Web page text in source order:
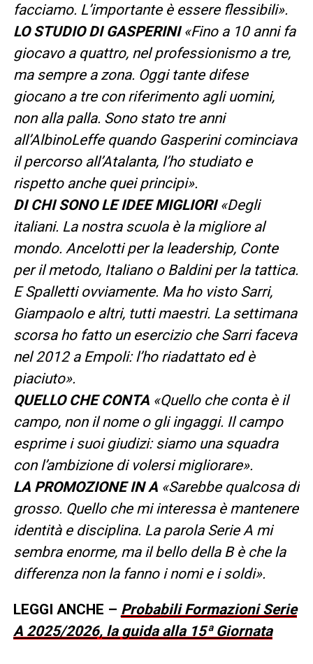
facciamo. L’importante è essere flessibili».
LO STUDIO DI GASPERINI«Fino a 10 anni fa
giocavo a quattro, nel professionismo a tre,
ma sempre a zona. Oggi tante difese
giocano a tre con riferimento agli uomini,
non alla palla. Sono stato tre anni
all’AlbinoLeffe quando Gasperini cominciava
il percorso all’Atalanta, l’ho studiato e
rispetto anche quei principi».
DI CHI SONO LE IDEE MIGLIORI«Degli
italiani. La nostra scuola è la migliore al
mondo. Ancelotti per la leadership, Conte
per il metodo, Italiano o Baldini per la tattica.
E Spalletti ovviamente. Ma ho visto Sarri,
Giampaolo e altri, tutti maestri. La settimana
scorsa ho fatto un esercizio che Sarri faceva
nel 2012 a Empoli: l’ho riadattato ed è
piaciuto».
QUELLO CHE CONTA «Quello che conta è il
campo, non il nome o gli ingaggi. Il campo
esprime i suoi giudizi: siamo una squadra
con l’ambizione di volersi migliorare».
LA PROMOZIONE IN A«Sarebbe qualcosa di
grosso. Quello che mi interessa è mantenere
identità e disciplina. La parola Serie A mi
sembra enorme, ma il bello della B è che la
differenza non la fanno i nomi e i soldi».
LEGGI ANCHE – Probabili Formazioni Serie
A 2025/2026, la guida alla 15ª Giornata